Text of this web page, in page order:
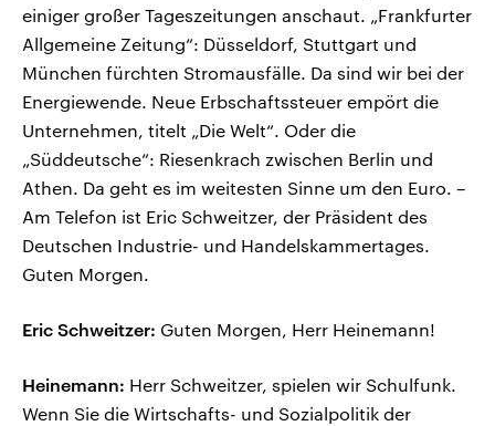
einiger großer Tageszeitungen anschaut. „Frankfurter
Allgemeine Zeitung“: Düsseldorf, Stuttgart und
München fürchten Stromausfälle. Da sind wir bei der
Energiewende. Neue Erbschaftssteuer empört die
Unternehmen, titelt „Die Welt“. Oder die
„Süddeutsche“: Riesenkrach zwischen Berlin und
Athen. Da geht es im weitesten Sinne um den Euro. –
Am Telefon ist Eric Schweitzer, der Präsident des
Deutschen Industrie- und Handelskammertages.
Guten Morgen.
Eric Schweitzer: Guten Morgen, Herr Heinemann!
Heinemann: Herr Schweitzer, spielen wir Schulfunk.
Wenn Sie die Wirtschafts- und Sozialpolitik der